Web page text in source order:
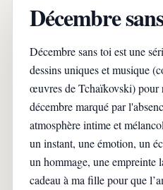
Décembre
Décembre sans toi est une
dessins uniques et musique
œuvres de Tchaïkovski) pour
décembre marqué par
atmosphère intime et
un instant, une émotion, un
un hommage, une empreinte
cadeau à ma fille pour que